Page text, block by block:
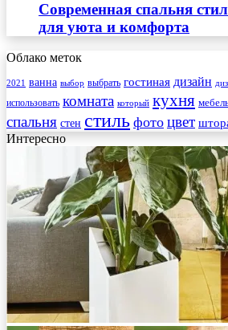
Современная спальня
для уюта и комфорта
Облако меток
2021 ванна выбор выбрать гостиная дизайн
использовать комната который кухня
спальня стен стиль фото цвет
Интересно